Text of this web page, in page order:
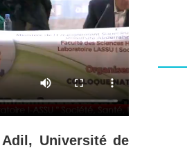
Adil, Université de